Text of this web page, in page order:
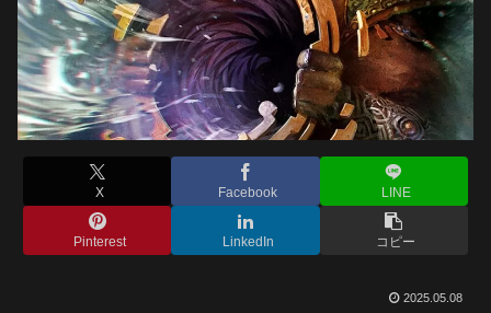
X Facebook LINE
Pinterest LinkedIn コピー
2025.05.08